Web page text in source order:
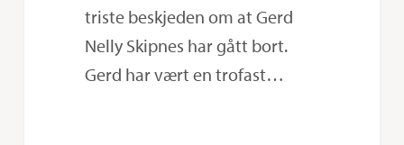
triste beskjeden om at Gerd
Nelly Skipnes har gått bort.
Gerd har vært en trofast…